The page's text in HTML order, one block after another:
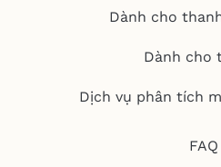
Dành cho
Dành cho
Dịch vụ phân tích
FAQ